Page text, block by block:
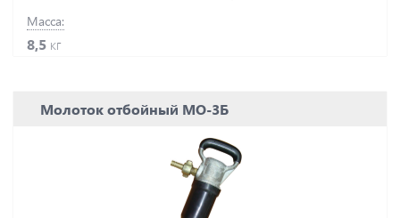
Масса:
8,5 кг
Молоток отбойный МО-3Б